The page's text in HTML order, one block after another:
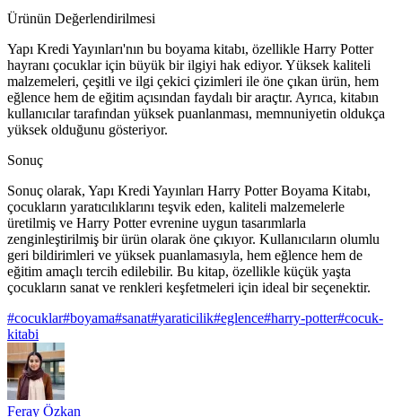
Ürünün Değerlendirilmesi
Yapı Kredi Yayınları'nın bu boyama kitabı, özellikle Harry Potter
hayranı çocuklar için büyük bir ilgiyi hak ediyor. Yüksek kaliteli
malzemeleri, çeşitli ve ilgi çekici çizimleri ile öne çıkan ürün, hem
eğlence hem de eğitim açısından faydalı bir araçtır. Ayrıca, kitabın
kullanıcılar tarafından yüksek puanlanması, memnuniyetin oldukça
yüksek olduğunu gösteriyor.
Sonuç
Sonuç olarak, Yapı Kredi Yayınları Harry Potter Boyama Kitabı,
çocukların yaratıcılıklarını teşvik eden, kaliteli malzemelerle
üretilmiş ve Harry Potter evrenine uygun tasarımlarla
zenginleştirilmiş bir ürün olarak öne çıkıyor. Kullanıcıların olumlu
geri bildirimleri ve yüksek puanlamasıyla, hem eğlence hem de
eğitim amaçlı tercih edilebilir. Bu kitap, özellikle küçük yaşta
çocukların sanat ve renkleri keşfetmeleri için ideal bir seçenektir.
#cocuklar#boyama#sanat#yaraticilik#eglence#harry-potter#cocuk-
kitabi
Feray Özkan